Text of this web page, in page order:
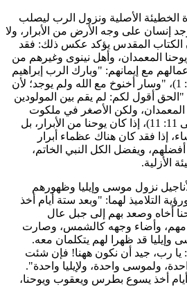
الأصلية ونزول الرب ليصلب
إنسان على وجه الأرض من الأبرار، ولا
الكتاب المقدس يؤكد عكس ذلك: فقد
المعمدان، وأهل نينوى وغيرهم من
مع إيمانهم: "وبارك الرب إبراهيم
في كل شيء". (التكوين 24: 1)، "وسار أخنوخ مع الله ولم يوجد؛ لأن
(التكوين 5: 24)، "الحق أقول لكم: لم يقم بين المولودين
ولكن الأصغر في ملكوت
السماوات أعظم منه". (متى 11: 11)، إذا كان يوحنا من الأبرار، بل
فقد كان هناك عظماء أبرار
ويفضل الكل النبي الخاتم،
نزول موسى وإيليا وظهورهم
التلاميذ لهما: "وبعد ستة أيام أخذ
وصعد بهم إلى جبل عال
وأضاء وجهه كالشمس، وصارت
وإيليا قد ظهرا لهم يتكلمان معه.
جيد أن نكون ههنا! فإن شئت
ولموسى واحدة، ولإيليا واحدة".
ستة أيام أخذ يسوع بطرس ويعقوب ويوحنا،